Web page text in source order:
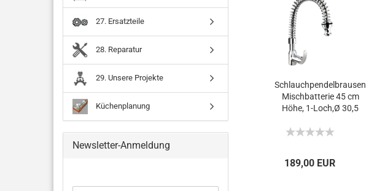
Schlauchpendelbrausen
Mischbatterie 45 cm
Höhe, 1-Loch,Ø 30,5
189,00 EUR
27. Ersatzteile
28. Reparatur
29. Unsere Projekte
Küchenplanung
Newsletter-Anmeldung